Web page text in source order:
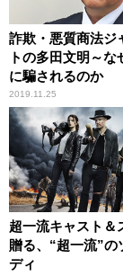
詐欺・悪質商法ジ
トの多田文明～な
に騙されるのか
2019.11.25
超一流キャスト＆
贈る、“超一流”の
ディ